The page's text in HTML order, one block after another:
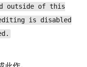
outside of this
is disabled